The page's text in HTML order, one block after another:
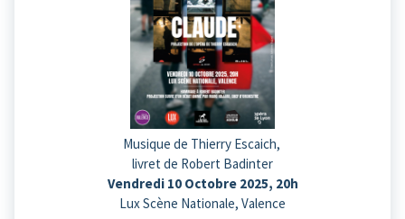
Musique de Thierry Escaich,
livret de Robert Badinter
Vendredi 10 Octobre 2025, 20h
Lux Scène Nationale, Valence